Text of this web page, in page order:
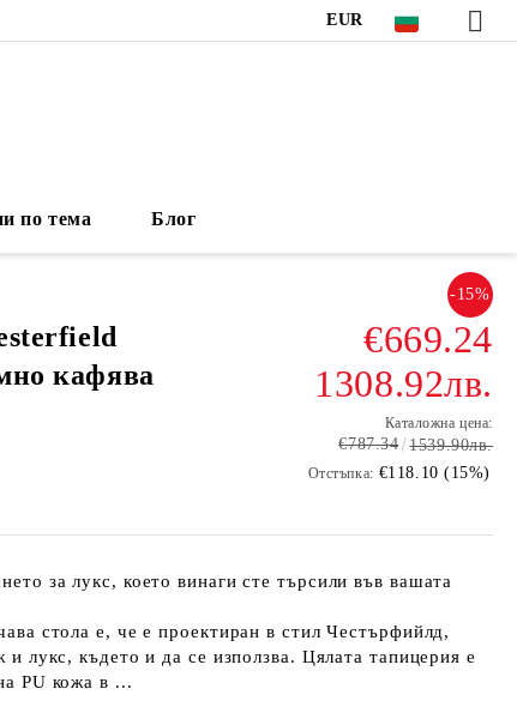
EUR
по тема Блог
кафява
-15%
€669.24
1308.92лв.
Каталожна цена:
€787.34 1539.90лв.
Отстъпка: €118.10 (15%)
за лукс, което винаги сте търсили във вашата
стола е, че е проектиран в стил Честърфийлд,
лукс, където и да се използва. Цялата тапицерия е
PU кожа в ...